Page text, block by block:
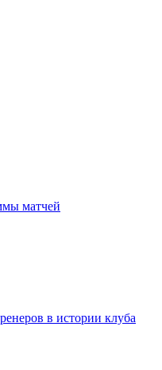
матчей
в истории клуба